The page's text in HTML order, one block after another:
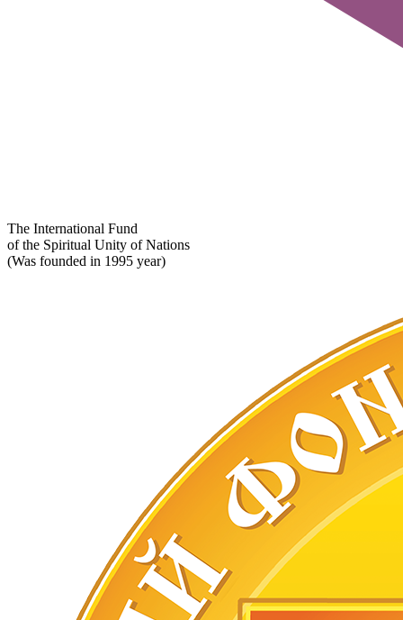
The International Fund
of the Spiritual Unity of Nations
(Was founded in 1995 year)